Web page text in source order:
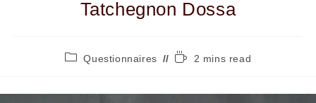
Tatchegnon Dossa
Questionnaires 2 mins read